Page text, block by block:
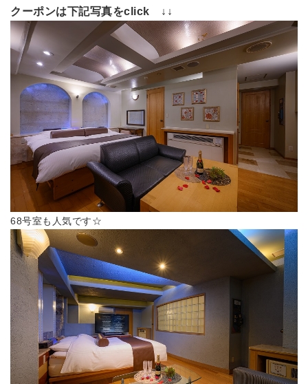
クーポンは下記写真をclick ↓↓
68号室も人気です☆